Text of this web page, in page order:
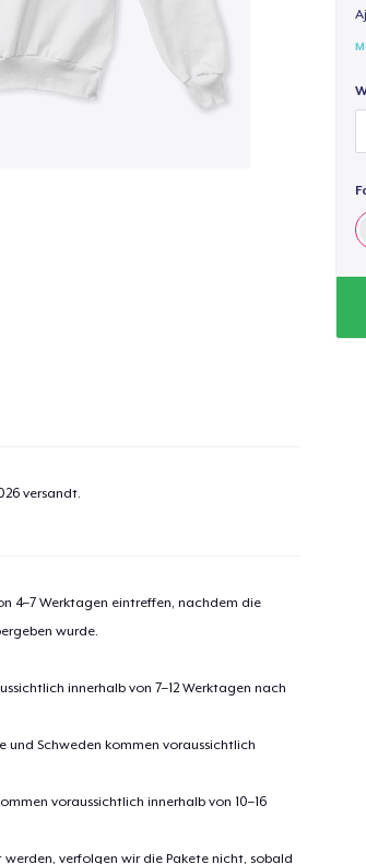
versandt.
4–7 Werktagen eintreffen, nachdem die
wurde.
innerhalb von 7–12 Werktagen nach
und Schweden kommen voraussichtlich
voraussichtlich innerhalb von 10–16
verfolgen wir die Pakete nicht, sobald
zum
gehen
Classic Crewneck Sweatshirt
$